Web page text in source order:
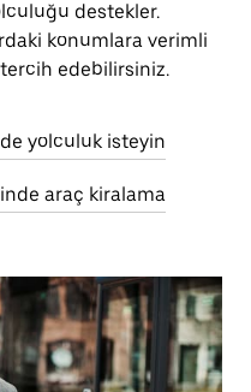
destekler.
konumlara verimli
edebilirsiniz.
yolculuk isteyin
araç kiralama